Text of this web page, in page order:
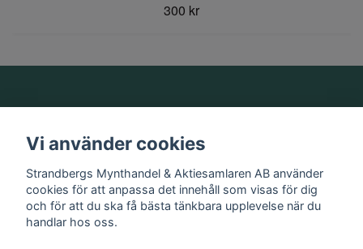
300 kr
Information
Sociala medier
Vi använder cookies
Strandbergs Mynthandel & Aktiesamlaren AB använder
cookies för att anpassa det innehåll som visas för dig
och för att du ska få bästa tänkbara upplevelse när du
handlar hos oss.